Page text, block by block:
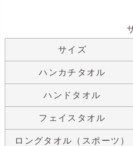
サイズ
ハンカチタオル
ハンドタオル
フェイスタオル
ロングタオル（スポーツ）